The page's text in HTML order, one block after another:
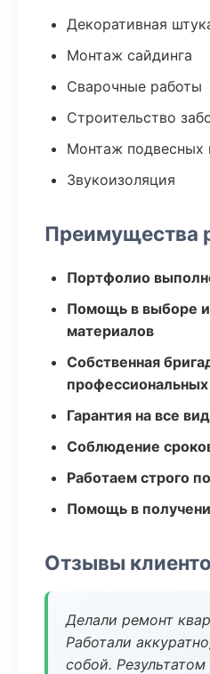
Декоративная
Монтаж сайдинга
Сварочные работы
Строительство
Монтаж подвесных
Звукоизоляция
Преимущества
Портфолио
Помощь в выборе и
материалов
Собственная
Гарантия на все
Соблюдение
Работаем строго
Помощь в
Отзывы
Делали ремонт
Работали
собой.